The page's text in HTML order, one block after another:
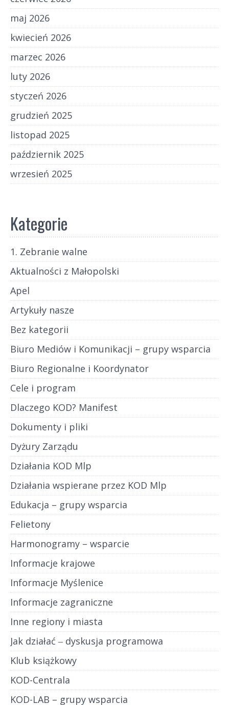
maj 2026
kwiecień 2026
marzec 2026
luty 2026
styczeń 2026
grudzień 2025
listopad 2025
październik 2025
wrzesień 2025
Kategorie
1. Zebranie walne
Aktualności z Małopolski
Apel
Artykuły nasze
Bez kategorii
Biuro Mediów i Komunikacji – grupy wsparcia
Biuro Regionalne i Koordynator
Cele i program
Dlaczego KOD? Manifest
Dokumenty i pliki
Dyżury Zarządu
Działania KOD Mlp
Działania wspierane przez KOD Mlp
Edukacja – grupy wsparcia
Felietony
Harmonogramy – wsparcie
Informacje krajowe
Informacje Myślenice
Informacje zagraniczne
Inne regiony i miasta
Jak działać ‒ dyskusja programowa
Klub książkowy
KOD-Centrala
KOD-LAB – grupy wsparcia